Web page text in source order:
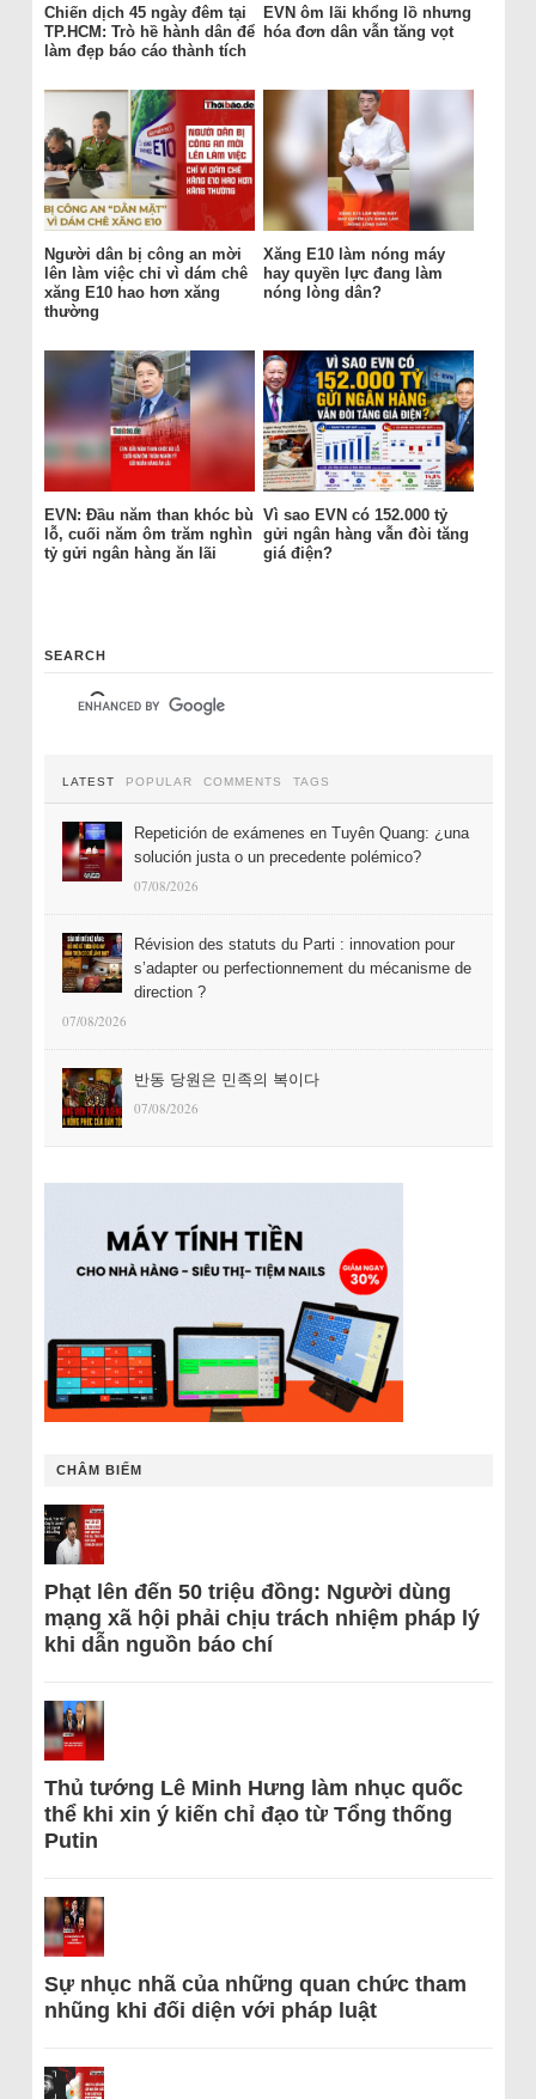
Chiến dịch 45 ngày đêm tại
TP.HCM: Trò hề hành dân để
làm đẹp báo cáo thành tích
EVN ôm lãi khổng lồ nhưng
hóa đơn dân vẫn tăng vọt
Người dân bị công an mời
lên làm việc chỉ vì dám chê
xăng E10 hao hơn xăng
thường
Xăng E10 làm nóng máy
hay quyền lực đang làm
nóng lòng dân?
EVN: Đầu năm than khóc bù
lỗ, cuối năm ôm trăm nghìn
tỷ gửi ngân hàng ăn lãi
Vì sao EVN có 152.000 tỷ
gửi ngân hàng vẫn đòi tăng
giá điện?
SEARCH
LATEST POPULAR COMMENTS TAGS
Repetición de exámenes en Tuyên Quang: ¿una
solución justa o un precedente polémico?
07/08/2026
Révision des statuts du Parti : innovation pour
s’adapter ou perfectionnement du mécanisme de
direction ?
07/08/2026
반동 당원은 민족의 복이다
07/08/2026
CHÂM BIẾM
Phạt lên đến 50 triệu đồng: Người dùng
mạng xã hội phải chịu trách nhiệm pháp lý
khi dẫn nguồn báo chí
Thủ tướng Lê Minh Hưng làm nhục quốc
thể khi xin ý kiến chỉ đạo từ Tổng thống
Putin
Sự nhục nhã của những quan chức tham
nhũng khi đối diện với pháp luật